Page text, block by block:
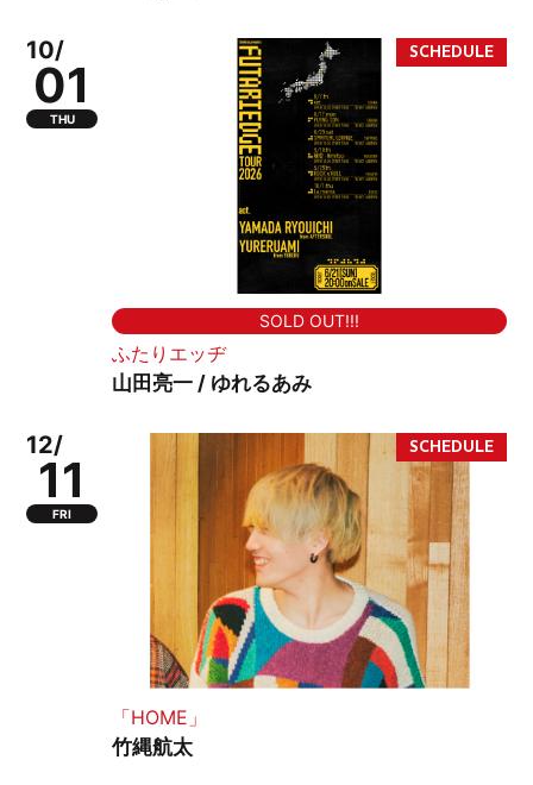
10/
01
THU
SOLD OUT!!!
ふたりエッヂ
山田亮一 / ゆれるあみ
12/
11
FRI
「HOME」
竹縄航太